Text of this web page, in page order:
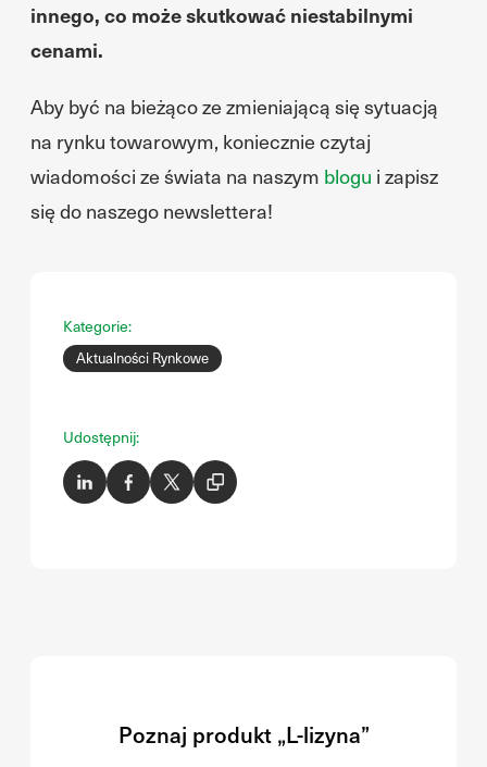
innego, co może skutkować niestabilnymi
cenami.
Aby być na bieżąco ze zmieniającą się sytuacją
na rynku towarowym, koniecznie czytaj
wiadomości ze świata na naszym blogu i zapisz
się do naszego newslettera!
Kategorie:
Aktualności Rynkowe
Udostępnij:
Poznaj produkt „L-lizyna”